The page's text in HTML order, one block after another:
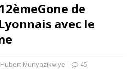
de
avec le
Hubert Munyazikwiye 45